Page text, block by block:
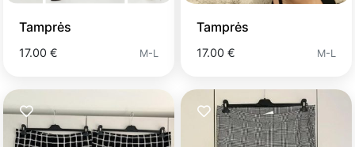
Tamprės
17.00 € M-L
Tamprės
17.00 € M-L